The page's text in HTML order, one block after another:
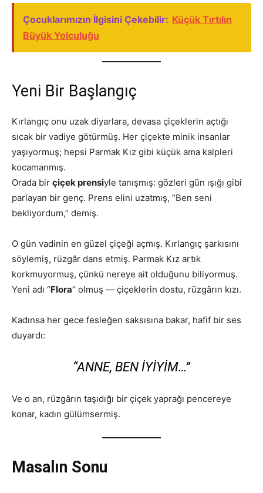
Çocuklarımızın İlgisini Çekebilir: Küçük Tırtılın
Büyük Yolculuğu
Yeni Bir Başlangıç
Kırlangıç onu uzak diyarlara, devasa çiçeklerin açtığı
sıcak bir vadiye götürmüş. Her çiçekte minik insanlar
yaşıyormuş; hepsi Parmak Kız gibi küçük ama kalpleri
kocamanmış.
Orada bir çiçek prensiyle tanışmış: gözleri gün ışığı gibi
parlayan bir genç. Prens elini uzatmış, “Ben seni
bekliyordum,” demiş.
O gün vadinin en güzel çiçeği açmış. Kırlangıç şarkısını
söylemiş, rüzgâr dans etmiş. Parmak Kız artık
korkmuyormuş, çünkü nereye ait olduğunu biliyormuş.
Yeni adı “Flora” olmuş — çiçeklerin dostu, rüzgârın kızı.
Kadınsa her gece fesleğen saksısına bakar, hafif bir ses
duyardı:
“ANNE, BEN IYIYIM…”
Ve o an, rüzgârın taşıdığı bir çiçek yaprağı pencereye
konar, kadın gülümsermiş.
Masalın Sonu